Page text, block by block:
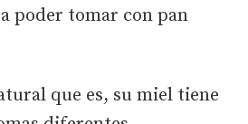
poder tomar con pan
que es, su miel tiene